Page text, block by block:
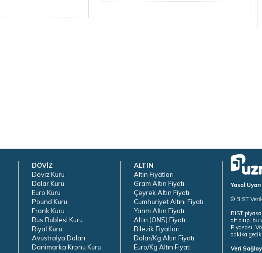
DÖVİZ
Döviz Kuru
Dolar Kuru
Euro Kuru
Pound Kuru
Frank Kuru
Rus Rublesi Kuru
Riyal Kuru
Avustralya Doları
Danimarka Kronu Kuru
ALTIN
Altın Fiyatları
Gram Altın Fiyatı
Çeyrek Altın Fiyatı
Cumhuriyet Altını Fiyatı
Yarım Altın Fiyatı
Altın (ONS) Fiyatı
Bilezik Fiyatları
Dolar/Kg Altın Fiyatı
Euro/Kg Altın Fiyatı
Yasal
© BİST
BIST
ait olup, bu
Piyasası,
dakika
Veri